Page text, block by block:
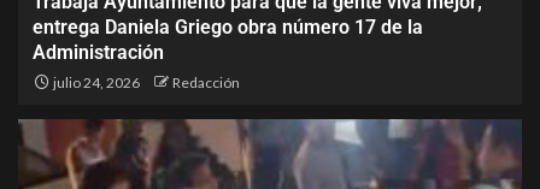
entrega Daniela Griego obra número 17 de la
Administración
julio 24, 2026 Redacción